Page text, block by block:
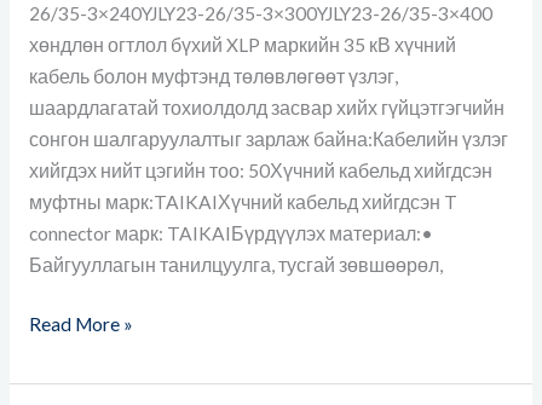
26/35-3×240YJLY23-26/35-3×300YJLY23-26/35-3×400
хөндлөн огтлол бүхий XLP маркийн 35 кВ хүчний
кабель болон муфтэнд төлөвлөгөөт үзлэг,
шаардлагатай тохиолдолд засвар хийх гүйцэтгэгчийн
сонгон шалгаруулалтыг зарлаж байна:Кабелийн үзлэг
хийгдэх нийт цэгийн тоо: 50Хүчний кабельд хийгдсэн
муфтны марк:TAIKAIХүчний кабельд хийгдсэн T
connector марк: TAIKAIБүрдүүлэх материал:•
Байгууллагын танилцуулга, тусгай зөвшөөрөл,
Read More »